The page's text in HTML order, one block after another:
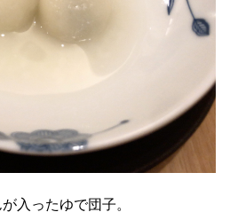
入ったゆで団子。